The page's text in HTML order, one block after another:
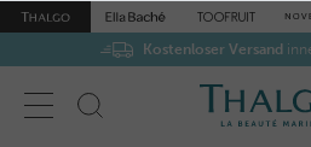
Kostenloser Versand